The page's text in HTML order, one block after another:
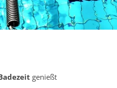
genießt